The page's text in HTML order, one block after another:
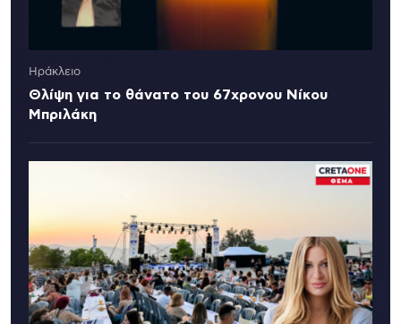
Ηράκλειο
Θλίψη για το θάνατο του 67χρονου Νίκου
Μπριλάκη